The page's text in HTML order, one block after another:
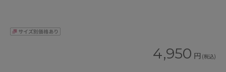
4,950 円 (税込)